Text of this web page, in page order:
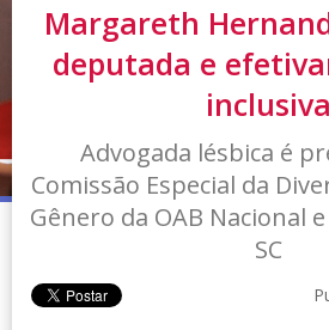
Margareth
deputada e
inclusiva
Advogada lésbica é
Comissão Especial da
Gênero da OAB Nacional
SC